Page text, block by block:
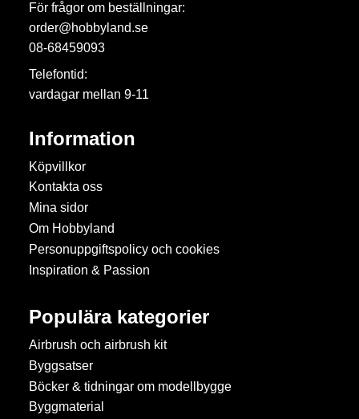
För frågor om beställningar:
order@hobbyland.se
08-68459093
Telefontid:
vardagar mellan 9-11
Information
Köpvillkor
Kontakta oss
Mina sidor
Om Hobbyland
Personuppgiftspolicy och cookies
Inspiration & Passion
Populära kategorier
Airbrush och airbrush kit
Byggsatser
Böcker & tidningar om modellbygge
Byggmaterial